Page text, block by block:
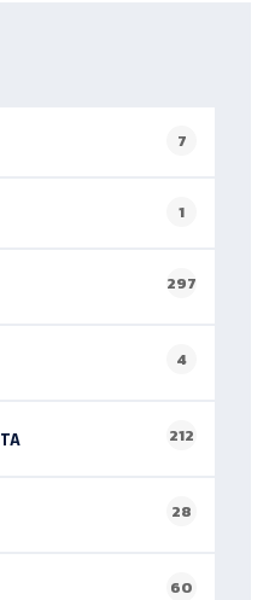
7
1
297
4
212
28
60